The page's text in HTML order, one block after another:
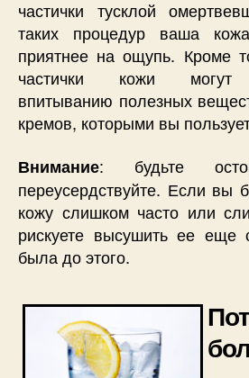
частички тусклой
таких процедур ваша
приятнее на ощупь. Кроме
частички кожи могут
впитыванию полезных
кремов, которыми вы
Внимание: будьте
переусердствуйте. Если вы
кожу слишком часто или
рискуете высушить ее еще
была до этого.